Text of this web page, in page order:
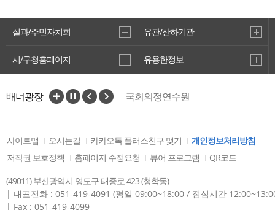
실과/주민자치회 유관/산하기관
시/구청홈페이지 유용한정보
배너광장
국회의정연수원
전국시·도의회의장협의회
자치법규정보시스템
사이트맵 오시는길 카카오톡 플러스친구 맺기
개인정보처리방침
저작권 보호정책
홈페이지 수정요청 뷰어 프로그램
QR코드
(49011) 부산광역시 영도구 태종로 423 (청학동)
| 대표전화 : 051-419-4091 (평일 09:00~18:00 / 점심시간
| Fax : 051-419-4099